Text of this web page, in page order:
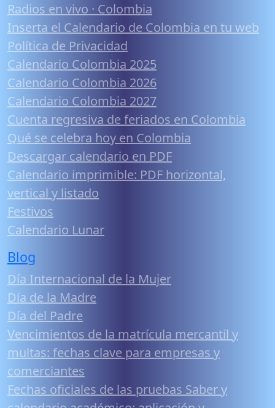
Radios en vivo · Colombia
Inserta el Calendario de Colombia en tu web
Política de Privacidad
Calendario Colombia 2025
Calendario Colombia 2026
Calendario Colombia 2027
Cuenta regresiva de feriados en Colombia
Qué se celebra hoy en Colombia
Descargar calendario en PDF
Calendario imprimible: PDF horizontal,
vertical y listado
Festivos
Calendario Lunar
Blog
Día Internacional de la Mujer
Día de la Madre
Día del Padre
Vencimientos de la matrícula mercantil y
multas: fechas clave para empresas y
comerciantes
Fechas oficiales de las pruebas Saber y